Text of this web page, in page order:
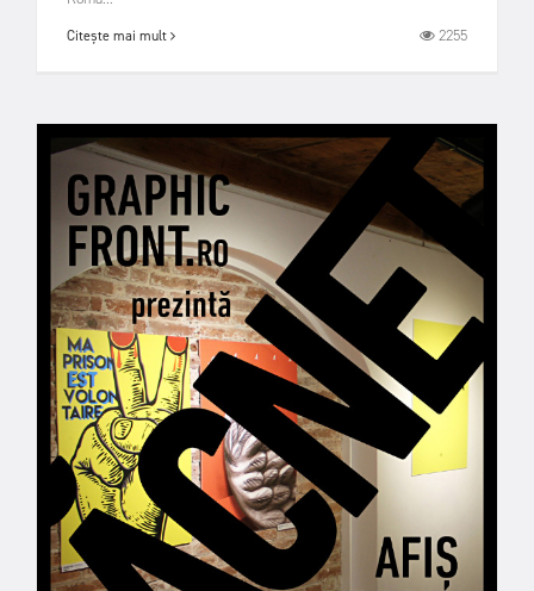
Citește mai mult 2255